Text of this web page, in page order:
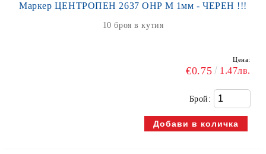
Маркер ЦЕНТРОПЕН 2637 OHP М 1мм - ЧЕРЕН !!!
10 броя в кутия
Цена:
€0.75 1.47лв.
Брой: